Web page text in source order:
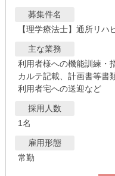
募集件名
【理学療法士】通所リハ
主な業務
利用者様への機能訓練・
カルテ記載、計画書等書
利用者宅への送迎など
採用人数
1名
雇用形態
常勤